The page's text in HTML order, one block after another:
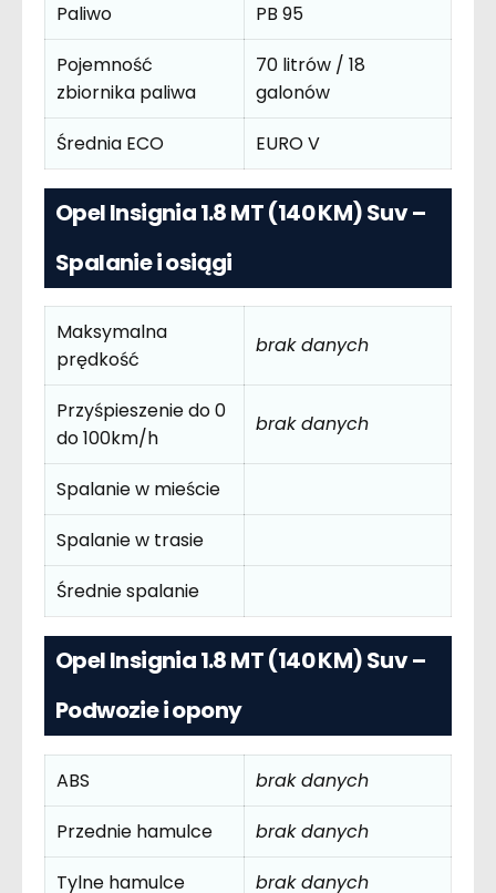
Paliwo
PB 95
Pojemność
zbiornika paliwa
70 litrów / 18
galonów
Średnia ECO
EURO V
Opel Insignia 1.8 MT (140 KM) Suv –
Spalanie i osiągi
Maksymalna
prędkość
brak danych
Przyśpieszenie do 0
do 100km/h
brak danych
Spalanie w mieście
Spalanie w trasie
Średnie spalanie
Opel Insignia 1.8 MT (140 KM) Suv –
Podwozie i opony
ABS
brak danych
Przednie hamulce
brak danych
Tylne hamulce
brak danych